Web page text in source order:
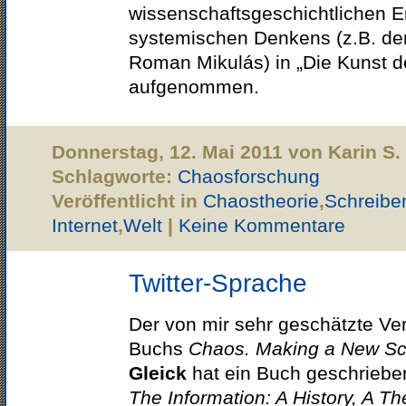
wissenschaftsgeschichtlichen
systemischen Denkens (z.B.
Roman Mikulás) in „Die Kunst
aufgenommen.
Donnerstag, 12. Mai 2011 von Karin
Schlagworte: Chaosforschung
Veröffentlicht in Chaostheorie,
Internet,Welt | Keine Kommentare
Twitter-Sprache
Der von mir sehr geschätzte
Buchs Chaos. Making a New
Gleick hat ein Buch
The Information: A History, A